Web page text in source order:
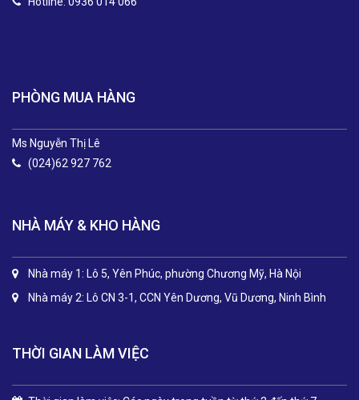
PHÒNG MUA HÀNG
Ms Nguyễn Thị Lê
(024)62 927 762
NHÀ MÁY & KHO HÀNG
Nhà máy 1: Lô 5, Yên Phúc, phường Chương Mỹ, Hà Nội
Nhà máy 2: Lô CN 3-1, CCN Yên Dương, Vũ Dương, Ninh Bình
THỜI GIAN LÀM VIỆC